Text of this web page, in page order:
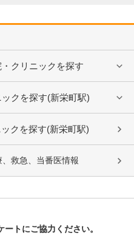
クリニックを探す
クを探す(新栄町駅)
クを探す(新栄町駅)
救急、当番医情報
ートにご協力ください。